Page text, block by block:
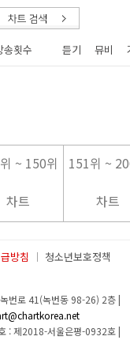
송횟수 듣기 뮤비
~ 150위
차트
151위 ~
차트
방침
청소년보호정책
번로 41(녹번동 98-26) 2층
: 제2018-서울은평-0932호